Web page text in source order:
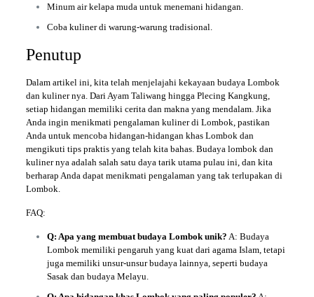
Minum air kelapa muda untuk menemani hidangan.
Coba kuliner di warung-warung tradisional.
Penutup
Dalam artikel ini, kita telah menjelajahi kekayaan budaya Lombok
dan kuliner nya. Dari Ayam Taliwang hingga Plecing Kangkung,
setiap hidangan memiliki cerita dan makna yang mendalam. Jika
Anda ingin menikmati pengalaman kuliner di Lombok, pastikan
Anda untuk mencoba hidangan-hidangan khas Lombok dan
mengikuti tips praktis yang telah kita bahas. Budaya lombok dan
kuliner nya adalah salah satu daya tarik utama pulau ini, dan kita
berharap Anda dapat menikmati pengalaman yang tak terlupakan di
Lombok.
FAQ:
Q: Apa yang membuat budaya Lombok unik? A: Budaya
Lombok memiliki pengaruh yang kuat dari agama Islam, tetapi
juga memiliki unsur-unsur budaya lainnya, seperti budaya
Sasak dan budaya Melayu.